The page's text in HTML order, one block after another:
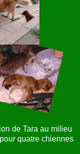
de Tara au milieu
quatre chiennes